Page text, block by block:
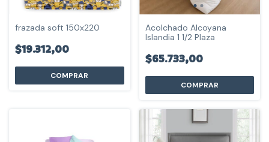
frazada soft 150x220
$19.312,00
COMPRAR
Acolchado Alcoyana
Islandia 1 1/2 Plaza
$65.733,00
COMPRAR